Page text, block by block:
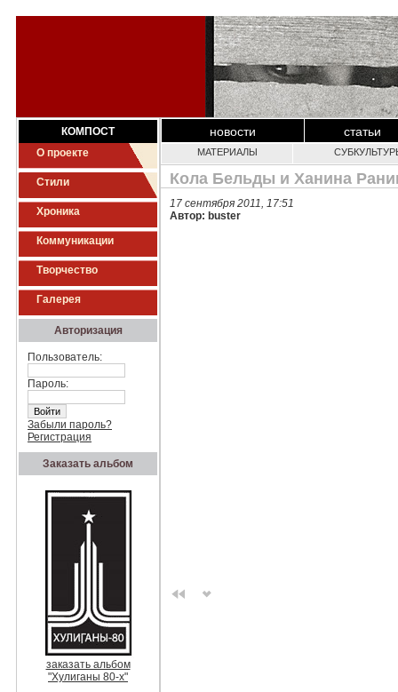
КОМПОСТ
О проекте
Стили
Хроника
Коммуникации
Творчество
Галерея
Авторизация
Пользователь:
Пароль:
Забыли пароль?
Регистрация
Заказать альбом
заказать альбом
"Хулиганы 80-х"
новости статьи
МАТЕРИАЛЫ
Кола Бельды и Ханина
17 сентября 2011, 17:51
Автор: buster